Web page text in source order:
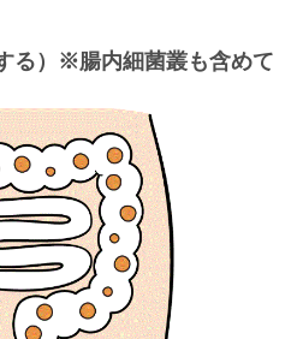
る）※腸内細菌叢も含めて